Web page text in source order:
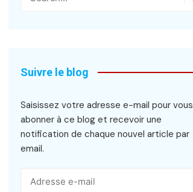
Suivre le blog
Saisissez votre adresse e-mail pour vous
abonner à ce blog et recevoir une
notification de chaque nouvel article par
email.